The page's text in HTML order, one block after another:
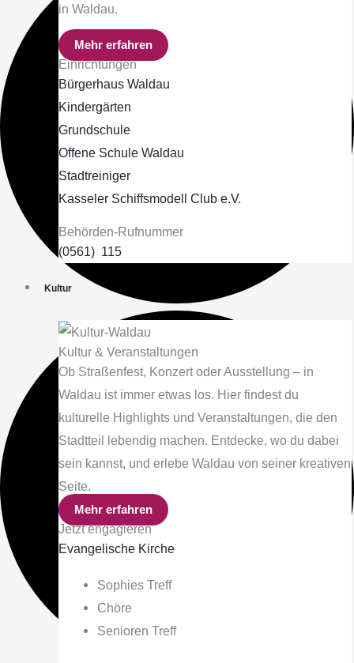
in Waldau.
Mehr erfahren
Einrichtungen
Bürgerhaus Waldau
Kindergärten
Grundschule
Offene Schule Waldau
Stadtreiniger
Kasseler Schiffsmodell Club e.V.
Behörden-Rufnummer
(0561) 115
Kultur
Kultur & Veranstaltungen
Ob Straßenfest, Konzert oder Ausstellung – in
Waldau ist immer etwas los. Hier findest du
kulturelle Highlights und Veranstaltungen, die den
Stadtteil lebendig machen. Entdecke, wo du dabei
sein kannst, und erlebe Waldau von seiner kreativen
Seite.
Mehr erfahren
Jetzt engagieren
Evangelische Kirche
Sophies Treff
Chöre
Senioren Treff